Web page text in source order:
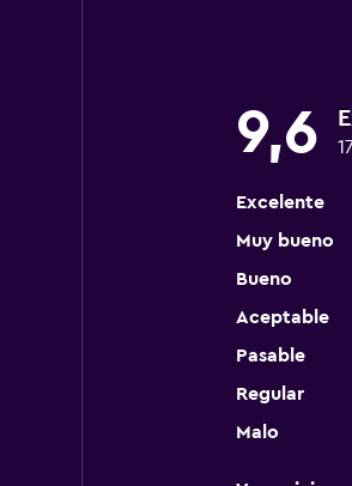
9,6
Excelente
Muy bueno
Bueno
Aceptable
Pasable
Regular
Malo